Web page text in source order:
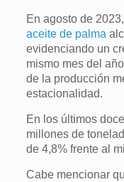
En agosto de
aceite de palma
evidenciando un
mismo mes del
de la producción
estacionalidad.
En los últimos
millones de
de 4,8% frente al
Cabe mencionar